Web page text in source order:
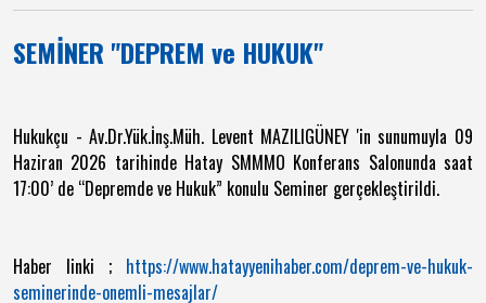
SEMİNER "DEPREM ve HUKUK"
Hukukçu - Av.Dr.Yük.İnş.Müh. Levent MAZILIGÜNEY 'in sunumuyla 09
Haziran 2026 tarihinde Hatay SMMMO Konferans Salonunda saat
17:00’ de “Depremde ve Hukuk” konulu Seminer gerçekleştirildi.
Haber linki ; https://www.hatayyenihaber.com/deprem-ve-hukuk-
seminerinde-onemli-mesajlar/